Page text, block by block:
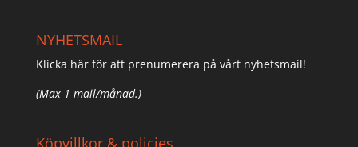
NYHETSMAIL
Klicka här för att prenumerera på vårt nyhetsmail!
(Max 1 mail/månad.)
Köpvillkor & policies